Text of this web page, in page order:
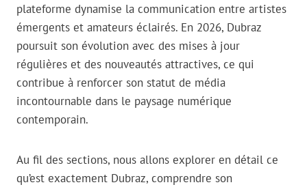
plateforme dynamise la communication entre artistes
émergents et amateurs éclairés. En 2026, Dubraz
poursuit son évolution avec des mises à jour
régulières et des nouveautés attractives, ce qui
contribue à renforcer son statut de média
incontournable dans le paysage numérique
contemporain.
Au fil des sections, nous allons explorer en détail ce
qu’est exactement Dubraz, comprendre son